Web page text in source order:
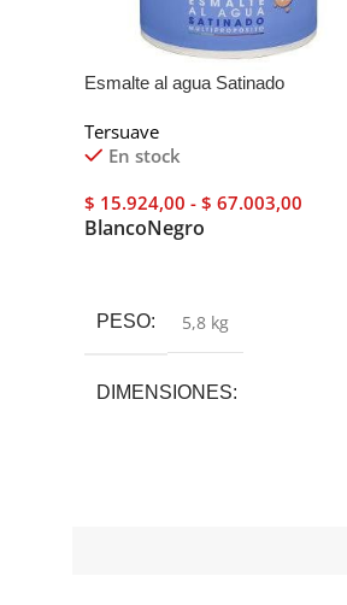
Esmalte al agua Satinado
Tersuave
En stock
$ 15.924,00 - $ 67.003,00
BlancoNegro
PESO 5,8 kg
DIMENSIONES